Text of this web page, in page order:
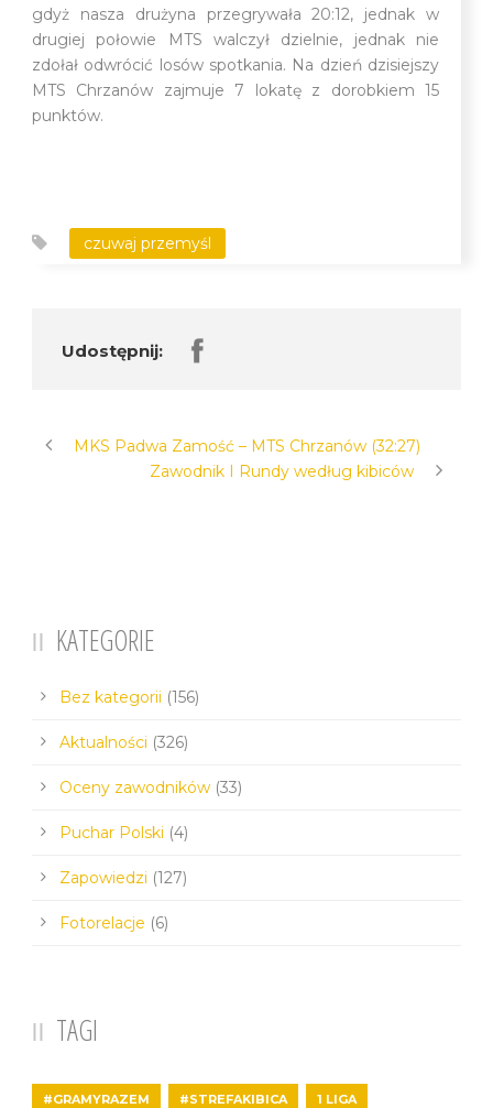
gdyż nasza drużyna przegrywała 20:12, jednak w
drugiej połowie MTS walczył dzielnie, jednak nie
zdołał odwrócić losów spotkania. Na dzień dzisiejszy
MTS Chrzanów zajmuje 7 lokatę z dorobkiem 15
punktów.
czuwaj przemyśl
Udostępnij:
MKS Padwa Zamość – MTS Chrzanów (32:27)
Zawodnik I Rundy według kibiców
KATEGORIE
Bez kategorii (156)
Aktualności (326)
Oceny zawodników (33)
Puchar Polski (4)
Zapowiedzi (127)
Fotorelacje (6)
TAGI
#GRAMYRAZEM #STREFAKIBICA 1 LIGA